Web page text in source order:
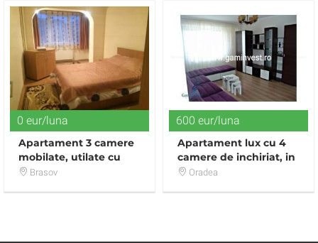
0 eur/luna
Apartament 3 camere
mobilate, utilate cu
doua chirii in avans
Brasov
600 eur/luna
Apartament lux cu 4
camere de inchiriat, in
Nufarul, Oradea A0985
Oradea